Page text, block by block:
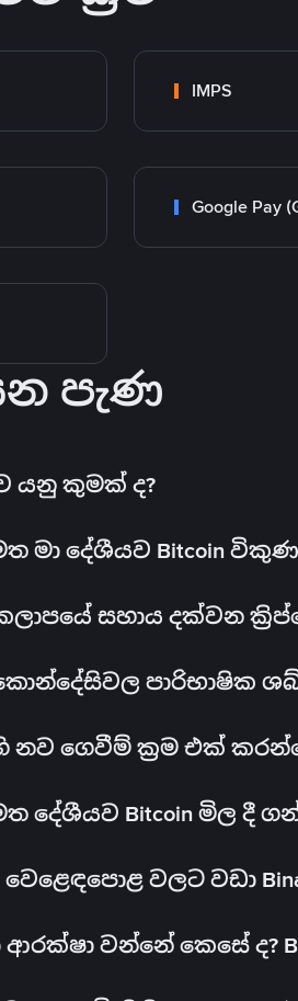
IMPS
Google Pay
පැණ
යනු කුමක් ද?
මත මා දේශීයව Bitcoin
සහාය දක්වන
පාරිභාෂික
හි නව ගෙවීම් ක්‍රම එක්
මත දේශීයව Bitcoin මිල දී
වලට වඩා
වන්නේ කෙසේ ද?